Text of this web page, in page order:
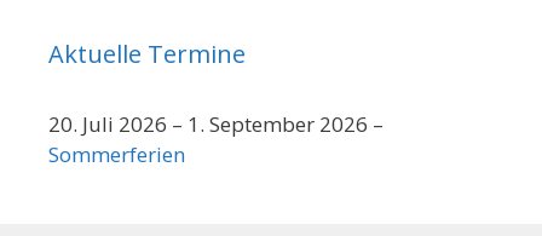
Aktuelle Termine
20. Juli 2026 – 1. September 2026 –
Sommerferien